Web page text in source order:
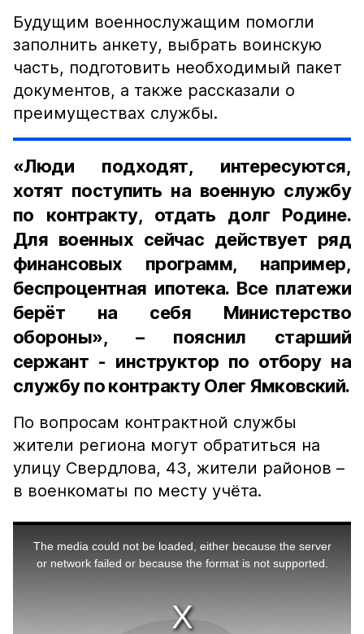
Будущим военнослужащим помогли
заполнить анкету, выбрать воинскую
часть, подготовить необходимый пакет
документов, а также рассказали о
преимуществах службы.
«Люди подходят, интересуются,
хотят поступить на военную службу
по контракту, отдать долг Родине.
Для военных сейчас действует ряд
финансовых программ, например,
беспроцентная ипотека. Все платежи
берёт на себя Министерство
обороны», – пояснил старший
сержант - инструктор по отбору на
службу по контракту Олег Ямковский.
По вопросам контрактной службы
жители региона могут обратиться на
улицу Свердлова, 43, жители районов –
в военкоматы по месту учёта.
This
The media could not be loaded, either because the server
or network failed or because the format is not supported.